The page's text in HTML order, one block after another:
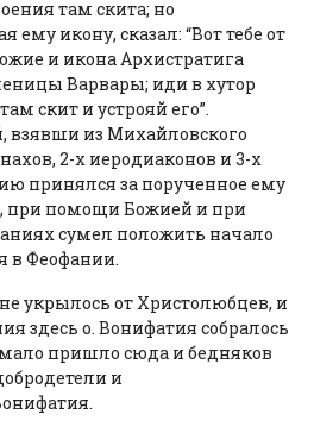
там скита; но
икону, сказал: “Вот тебе от
и икона Архистратига
Варвары; иди в хутор
скит и устрояй его”.
взявши из Михайловского
2-х иеродиаконов и 3-х
принялся за порученное ему
при помощи Божией и при
сумел положить начало
в Феофании.
укрылось от Христолюбцев, и
здесь о. Вонифатия собралось
пришло сюда и бедняков
и